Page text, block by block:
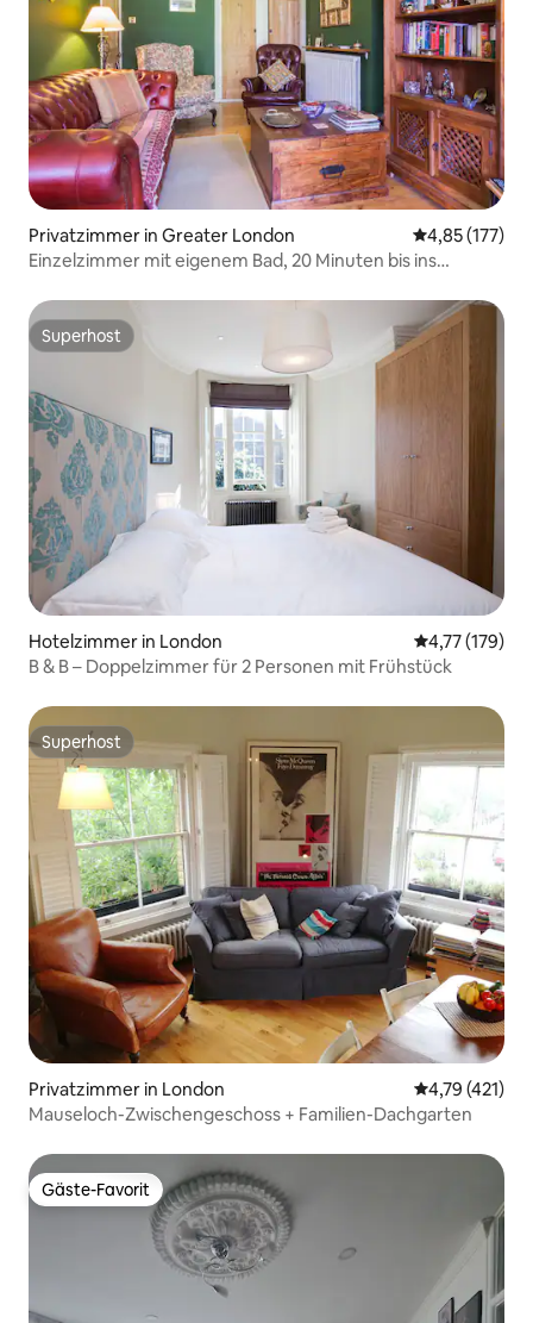
Privatzimmer in Greater London
4,85 (177)
Einzelzimmer mit eigenem Bad, 20 Minuten bis ins
Superhost
Superhost
Hotelzimmer in London
4,77 (179)
B & B – Doppelzimmer für 2 Personen mit Frühstück
Superhost
Superhost
Privatzimmer in London
4,79 (421)
Mauseloch-Zwischengeschoss + Familien-Dachgarten
Gäste-Favorit
Gäste-Favorit